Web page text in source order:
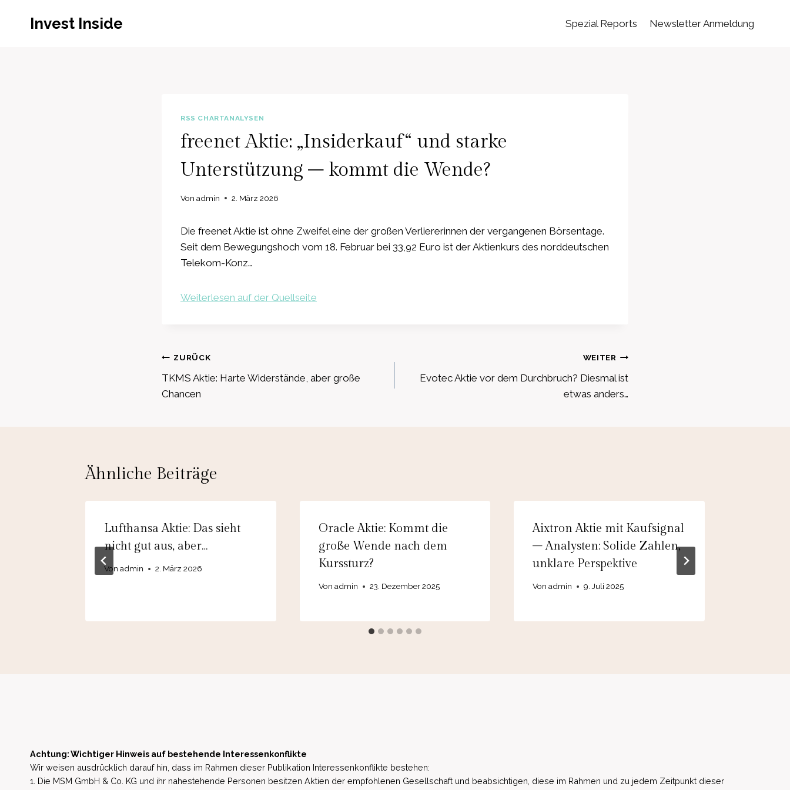
Invest Inside Spezial Reports Newsletter Anmeldung
RSS CHARTANALYSEN
freenet Aktie: „Insiderkauf“ und starke
Unterstützung – kommt die Wende?
Von admin 2. März 2026
Die freenet Aktie ist ohne Zweifel eine der großen Verliererinnen der vergangenen Börsentage.
Seit dem Bewegungshoch vom 18. Februar bei 33,92 Euro ist der Aktienkurs des norddeutschen
Telekom-Konz…
Weiterlesen auf der Quellseite
Beitragsnavigation
ZURÜCK
TKMS Aktie: Harte Widerstände, aber große
Chancen
WEITER
Evotec Aktie vor dem Durchbruch? Diesmal ist
etwas anders…
Ähnliche Beiträge
Lufthansa Aktie: Das sieht
nicht gut aus, aber…
Von admin 2. März 2026
Oracle Aktie: Kommt die
große Wende nach dem
Kurssturz?
Von admin 23. Dezember 2025
Aixtron Aktie mit Kaufsignal
– Analysten: Solide Zahlen,
unklare Perspektive
Von admin 9. Juli 2025
Achtung: Wichtiger Hinweis auf bestehende Interessenkonflikte
Wir weisen ausdrücklich darauf hin, dass im Rahmen dieser Publikation Interessenkonflikte bestehen:
1. Die MSM GmbH & Co. KG und ihr nahestehende Personen besitzen Aktien der empfohlenen Gesellschaft und beabsichtigen, diese im Rahmen und zu jedem Zeitpunkt dieser